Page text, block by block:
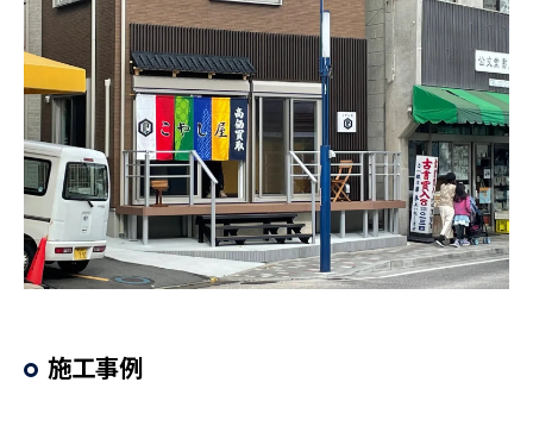
施工事例